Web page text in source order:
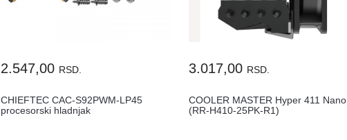
2.547,00 RSD.
CHIEFTEC CAC-S92PWM-LP45
procesorski hladnjak
3.017,00 RSD.
COOLER MASTER Hyper 411 Nano
(RR-H410-25PK-R1)